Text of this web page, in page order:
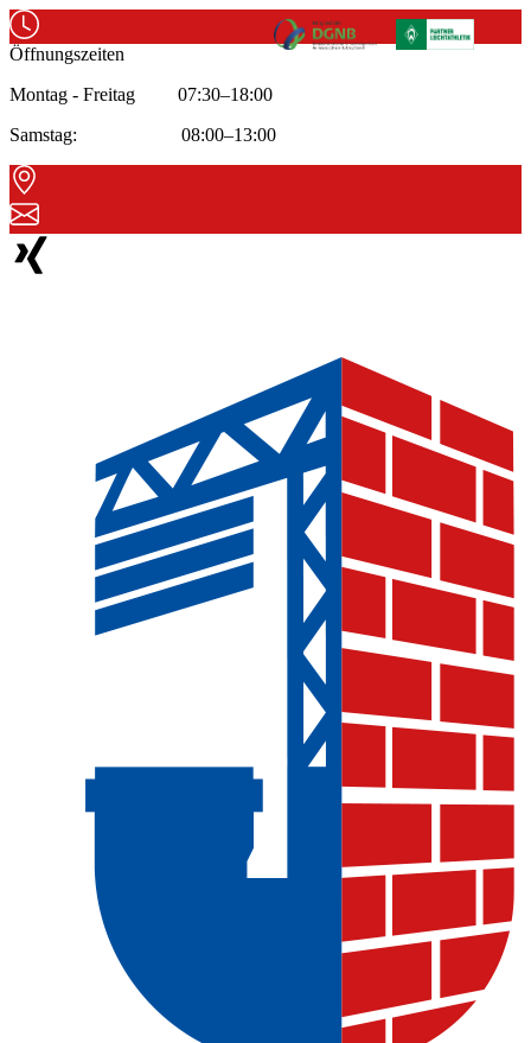
Öffnungszeiten
Montag - Freitag 07:30–18:00
Samstag: 08:00–13:00